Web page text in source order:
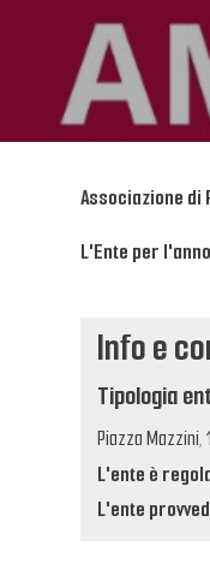
Associazione
L'Ente per
Info e
Tipologia
Piazza Mazzini,
L'ente è
L'ente